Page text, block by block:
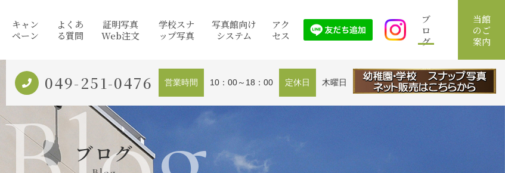
キャン
ペーン
よくあ
る質問
証明写真
Web注文
学校スナ
ップ写真
写真館向け
システム
アク
セス
ブ
ロ
グ
当館
のご
案内
ブログ
049-251-0476 営業時間 10：00～18：00 定休日 木曜日